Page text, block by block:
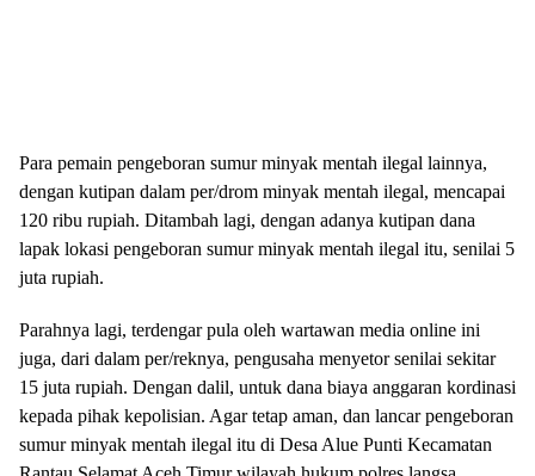
Para pemain pengeboran sumur minyak mentah ilegal lainnya,
dengan kutipan dalam per/drom minyak mentah ilegal, mencapai
120 ribu rupiah. Ditambah lagi, dengan adanya kutipan dana
lapak lokasi pengeboran sumur minyak mentah ilegal itu, senilai 5
juta rupiah.
Parahnya lagi, terdengar pula oleh wartawan media online ini
juga, dari dalam per/reknya, pengusaha menyetor senilai sekitar
15 juta rupiah. Dengan dalil, untuk dana biaya anggaran kordinasi
kepada pihak kepolisian. Agar tetap aman, dan lancar pengeboran
sumur minyak mentah ilegal itu di Desa Alue Punti Kecamatan